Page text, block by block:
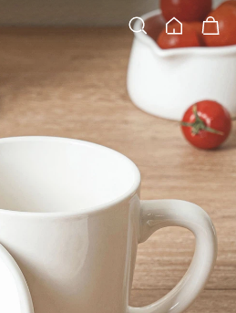
검색 홈 장바구니